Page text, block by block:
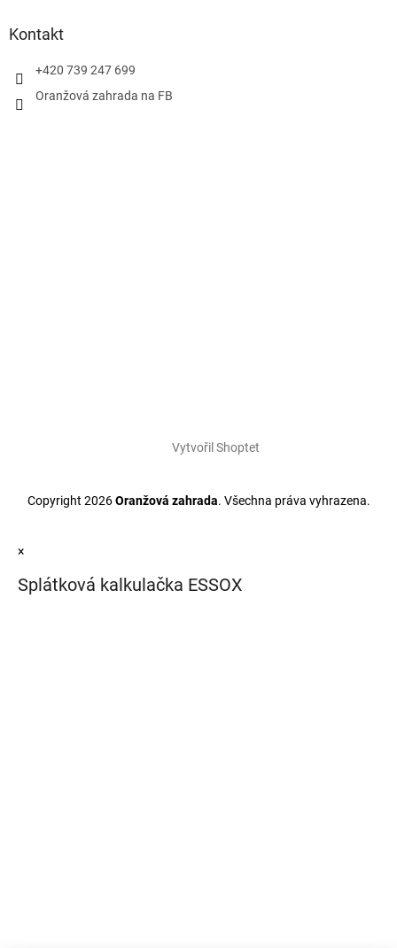
Kontakt
+420 739 247 699
Oranžová zahrada na FB
Vytvořil Shoptet
Copyright 2026Oranžová zahrada. Všechna práva vyhrazena.
×
Splátková kalkulačka ESSOX